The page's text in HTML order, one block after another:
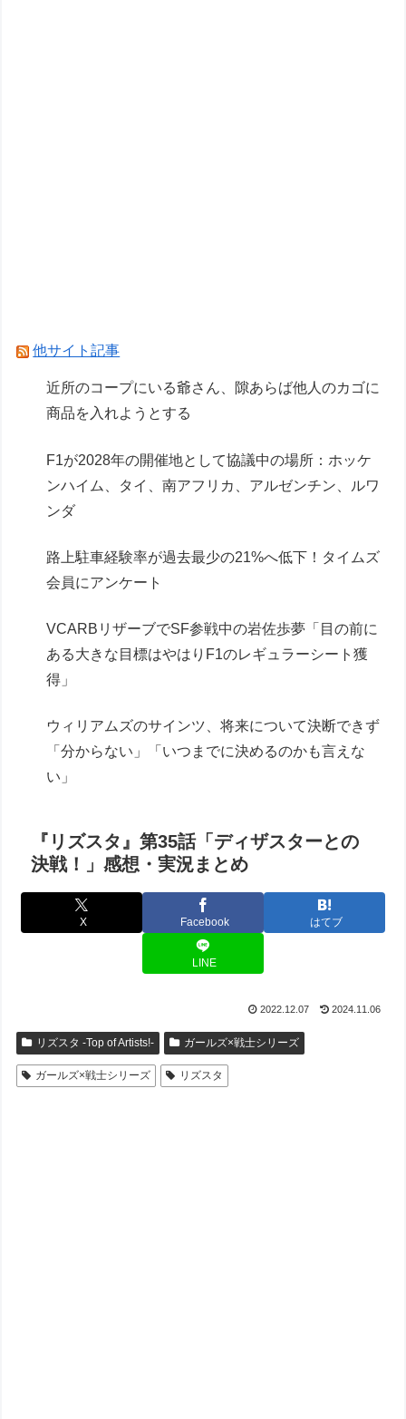
他サイト記事
近所のコープにいる爺さん、隙あらば他人のカゴに
商品を入れようとする
F1が2028年の開催地として協議中の場所：ホッケ
ンハイム、タイ、南アフリカ、アルゼンチン、ルワ
ンダ
路上駐車経験率が過去最少の21%へ低下！タイムズ
会員にアンケート
VCARBリザーブでSF参戦中の岩佐歩夢「目の前に
ある大きな目標はやはりF1のレギュラーシート獲
得」
ウィリアムズのサインツ、将来について決断できず
「分からない」「いつまでに決めるのかも言えな
い」
『リズスタ』第35話「ディザスターとの
決戦！」感想・実況まとめ
X Facebook はてブ
LINE
2022.12.07 2024.11.06
リズスタ -Top of Artists!- ガールズ×戦士シリーズ
ガールズ×戦士シリーズ リズスタ